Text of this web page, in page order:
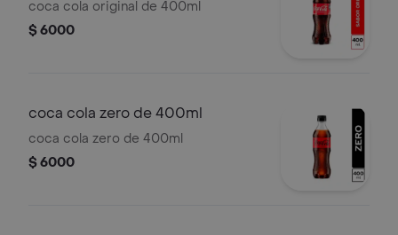
coca cola original de 400ml
$ 6000
coca cola zero de 400ml
coca cola zero de 400ml
$ 6000